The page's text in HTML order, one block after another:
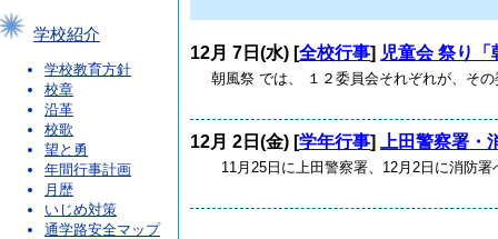
学校紹介
学校教育方針
校章
沿革
校歌
望と勇
年間行事計画
月歴
いじめ対策
通学路安全マップ
12月 7日(水) [全校行事] 児童会 祭り「
朝風祭 では、 １２委員会それぞれが、そ
12月 2日(金) [学年行事] 上田警察署・
11月25日に上田警察署、12月2日に消防